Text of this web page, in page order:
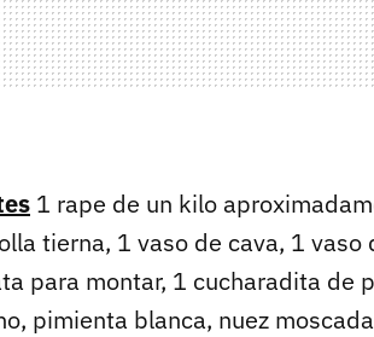
1 rape de un kilo
tierna, 1 vaso de cava, 1
para montar, 1 cucharadita de
pimienta blanca, nuez